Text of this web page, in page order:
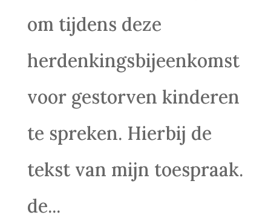
om tijdens deze
herdenkingsbijeenkomst
voor gestorven kinderen
te spreken. Hierbij de
tekst van mijn toespraak.
de...